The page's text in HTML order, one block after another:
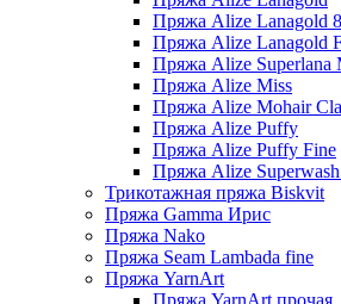
Пряжа Alize Lanagold
Пряжа Alize Lanagold
Пряжа Alize Superlana
Пряжа Alize Miss
Пряжа Alize Mohair
Пряжа Alize Puffy
Пряжа Alize Puffy Fine
Пряжа Alize
Трикотажная пряжа Biskvit
Пряжа Gamma Ирис
Пряжа Nako
Пряжа Seam Lambada fine
Пряжа YarnArt
Пряжа YarnArt прочая